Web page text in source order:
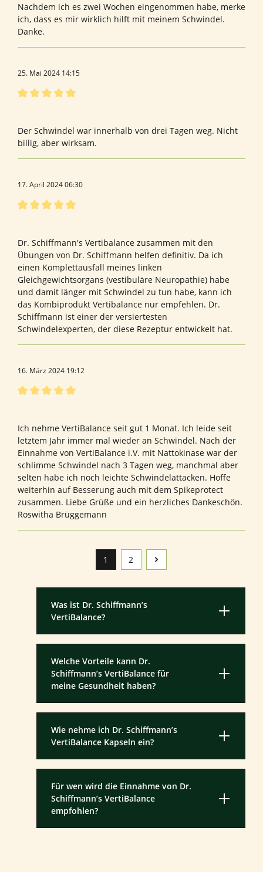
Nachdem ich es zwei Wochen eingenommen habe, merke
ich, dass es mir wirklich hilft mit meinem Schwindel.
Danke.
25. Mai 2024 14:15
Der Schwindel war innerhalb von drei Tagen weg. Nicht
billig, aber wirksam.
17. April 2024 06:30
Dr. Schiffmann's Vertibalance zusammen mit den
Übungen von Dr. Schiffmann helfen definitiv. Da ich
einen Komplettausfall meines linken
Gleichgewichtsorgans (vestibuläre Neuropathie) habe
und damit länger mit Schwindel zu tun habe, kann ich
das Kombiprodukt Vertibalance nur empfehlen. Dr.
Schiffmann ist einer der versiertesten
Schwindelexperten, der diese Rezeptur entwickelt hat.
16. März 2024 19:12
Ich nehme VertiBalance seit gut 1 Monat. Ich leide seit
letztem Jahr immer mal wieder an Schwindel. Nach der
Einnahme von VertiBalance i.V. mit Nattokinase war der
schlimme Schwindel nach 3 Tagen weg, manchmal aber
selten habe ich noch leichte Schwindelattacken. Hoffe
weiterhin auf Besserung auch mit dem Spikeprotect
zusammen. Liebe Grüße und ein herzliches Dankeschön.
Roswitha Brüggemann
Seite
1 Seite
2
Was ist Dr. Schiffmann’s
VertiBalance?
Welche Vorteile kann Dr.
Schiffmann’s VertiBalance für
meine Gesundheit haben?
Wie nehme ich Dr. Schiffmann’s
VertiBalance Kapseln ein?
Für wen wird die Einnahme von Dr.
Schiffmann’s VertiBalance
empfohlen?